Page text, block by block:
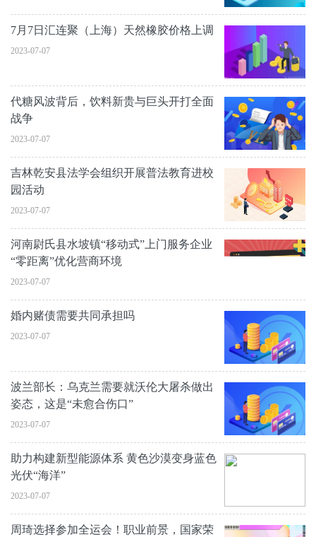
7月7日汇连聚（上海）天然橡胶价格上调
2023-07-07
代糖风波背后，饮料新贵与巨头开打全面
战争
2023-07-07
吉林乾安县法学会组织开展普法教育进校
园活动
2023-07-07
河南尉氏县水坡镇“移动式”上门服务企业
“零距离”优化营商环境
2023-07-07
婚内赌债需要共同承担吗
2023-07-07
波兰部长：乌克兰需要就沃伦大屠杀做出
姿态，这是“未愈合伤口”
2023-07-07
助力构建新型能源体系 黄色沙漠变身蓝色
光伏“海洋”
2023-07-07
周琦选择参加全运会！职业前景，国家荣